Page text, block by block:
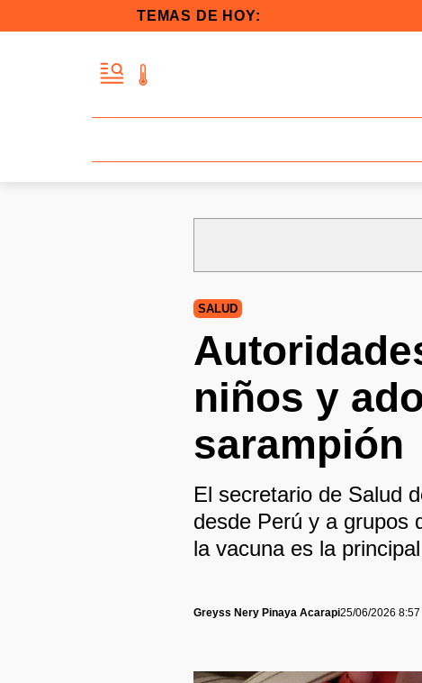
TEMAS DE HOY:
SALUD
niños y
sarampión
El secretario de Salud
desde Perú y a grupos
la vacuna es la
Greyss Nery Pinaya Acarapi25/06/2026 8:57